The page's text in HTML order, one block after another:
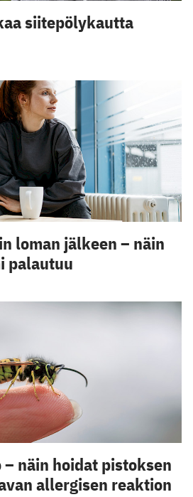
siitepölykautta
loman jälkeen – näin
palautuu
näin hoidat pistoksen
allergisen reaktion